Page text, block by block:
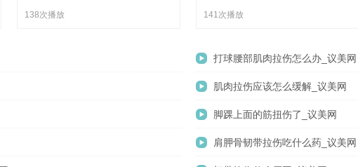
138次播放 141次播放
打球腰部肌肉拉伤怎么办_议美网
肌肉拉伤应该怎么缓解_议美网
脚踝上面的筋扭伤了_议美网
肩胛骨韧带拉伤吃什么药_议美网